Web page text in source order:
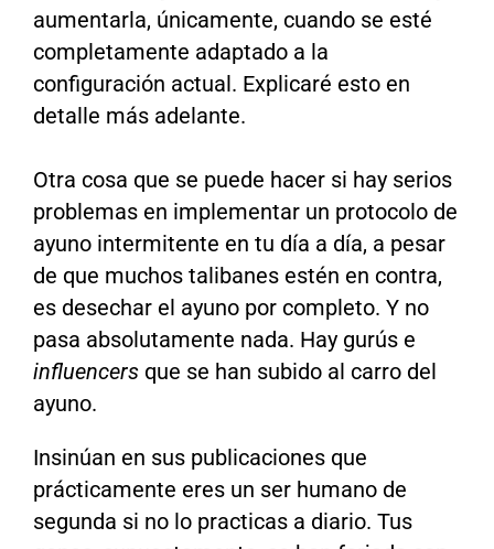
aumentarla, únicamente, cuando se esté
completamente adaptado a la
configuración actual. Explicaré esto en
detalle más adelante.
Otra cosa que se puede hacer si hay serios
problemas en implementar un protocolo de
ayuno intermitente en tu día a día, a pesar
de que muchos talibanes estén en contra,
es desechar el ayuno por completo. Y no
pasa absolutamente nada. Hay gurús e
influencersque se han subido al carro del
ayuno.
Insinúan en sus publicaciones que
prácticamente eres un ser humano de
segunda si no lo practicas a diario. Tus